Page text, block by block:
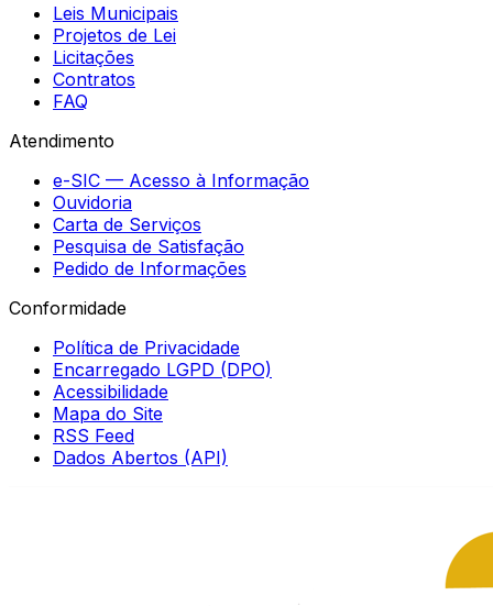
Leis Municipais
Projetos de Lei
Licitações
Contratos
FAQ
Atendimento
e-SIC — Acesso à Informação
Ouvidoria
Carta de Serviços
Pesquisa de Satisfação
Pedido de Informações
Conformidade
Política de Privacidade
Encarregado LGPD (DPO)
Acessibilidade
Mapa do Site
RSS Feed
Dados Abertos (API)